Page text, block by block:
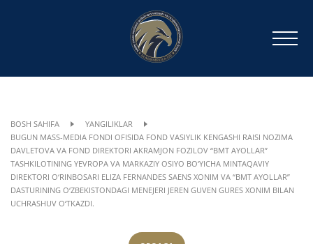
BOSH SAHIFA
YANGILIKLAR
BUGUN MASS-MEDIA FONDI OFISIDA FOND VASIYLIK KENGASHI RAISI NOZIMA
DAVLETOVA VA FOND DIREKTORI AKRAMJON FOZILOV “BMT AYOLLAR”
TASHKILOTINING YEVROPA VA MARKAZIY OSIYO BO‘YICHA MINTAQAVIY
DIREKTORI O‘RINBOSARI ELIZA FERNANDES SAENS XONIM VA “BMT AYOLLAR”
DASTURINING O‘ZBEKISTONDAGI MENEJERI JEREN GUVEN GURES XONIM BILAN
UCHRASHUV O‘TKAZDI.